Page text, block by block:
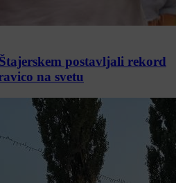
postavljali rekord
na svetu